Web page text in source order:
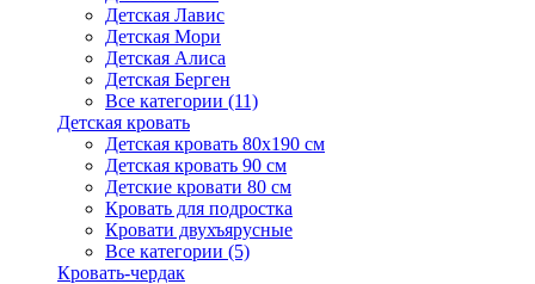
Детская Лавис
Детская Мори
Детская Алиса
Детская Берген
Все категории (11)
Детская кровать
Детская кровать 80х190 см
Детская кровать 90 см
Детские кровати 80 см
Кровать для подростка
Кровати двухъярусные
Все категории (5)
Кровать-чердак